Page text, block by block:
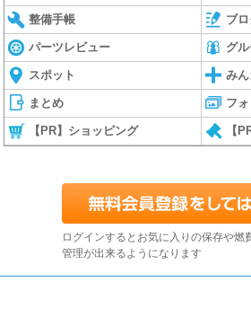
整備手帳 ブ
パーツレビュー グ
スポット みん
まとめ フォ
【PR】ショッピング 【
ログインするとお気に入りの保存や燃
管理が出来るようになります